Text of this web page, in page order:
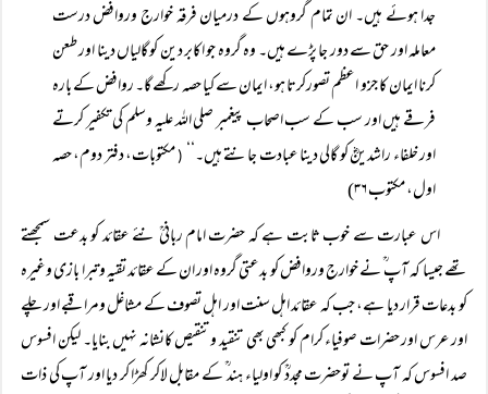
جدا ہوئے ہیں۔ ان تمام گروہوں کے درمیان فرقہ خوارج وروافض درست
معاملہ اور حق سے دور جا پڑے ہیں۔ وہ گروہ جو اکابر دین کو گالیاں دینا اور طعن
کرنا ایمان کا جزو اعظم تصورکرتا ہو، ایمان سے کیا حصہ رکھے گا۔ روافض کے بارہ
فرقے ہیں اور سب کے سب اصحاب پیغمبر صلی اللہ علیہ وسلم کی تکفیر کرتے
اور خلفاء راشدینؓ کو گالی دینا عبادت جانتے ہیں۔‘‘
(مکتوبات، دفتر دوم، حصہ
اول، مکتوب ۳۶)
اس عبارت سے خوب ثابت ہے کہ حضرت امام ربانیؒ نئے عقائد کو بدعت سمجھتے
تھے جیسا کہ آپ ؒ نے خوارج وروافض کو بدعتی گروہ اور ان کے عقائد تقیہ وتبرا بازی وغیرہ
کو بدعات قرار دیا ہے، جب کہ عقائد اہل سنت اور اہل تصوف کے مشاغل ومراقبے اور چلے
اور عرس اور حضرات صوفیاء کرام کو کبھی بھی تنقید وتنقیص کانشانہ نہیں بنایا۔ لیکن افسوس
صد افسوس کہ آپ نے توحضرت مجددؒ کو اولیاء ہند ؒ کے مقابل لاکر کھڑا کر دیا اور آپ کی ذات